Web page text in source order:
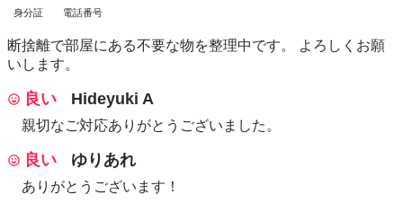
身分証 電話番号
断捨離で部屋にある不要な物を整理中です。 よろしくお願
いします。
良い Hideyuki A
親切なご対応ありがとうございました。
良い ゆりあれ
ありがとうございます！